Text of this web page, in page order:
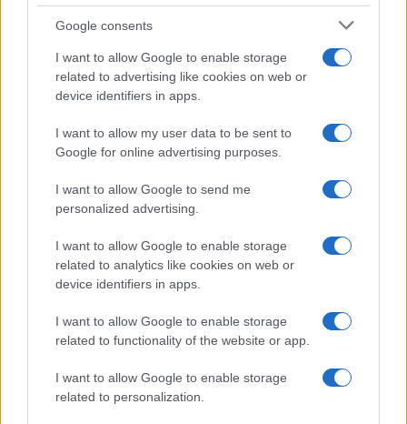
Google consents
I want to allow Google to enable storage
related to advertising like cookies on web or
device identifiers in apps.
I want to allow my user data to be sent to
Google for online advertising purposes.
I want to allow Google to send me
personalized advertising.
I want to allow Google to enable storage
related to analytics like cookies on web or
device identifiers in apps.
I want to allow Google to enable storage
related to functionality of the website or app.
I want to allow Google to enable storage
related to personalization.
ottimistiche, ma data la recessione che ci aspetta
la cifra è destinata ad alzarsi. Le tanto “prudenti” e
“responsabili” politiche della sinistra negli anni
passati non hanno risolto il problema dei nostri
quello che era debito per marchette elettorali,
mentre in Gran Bretagna dal 2010 i governi
conservatori hanno mirato davvero a ridurre il
debito pubblico e il peso pubblico in generale
nell’economia, cosa che oggi permette loro di
avere le mani libere per interventi mirati e senza
strascichi eccessivi nel futuro.
Le sfide per Johnson e Sunak non sono finite, le
previsioni di crescita nei prossimi anni sono meno